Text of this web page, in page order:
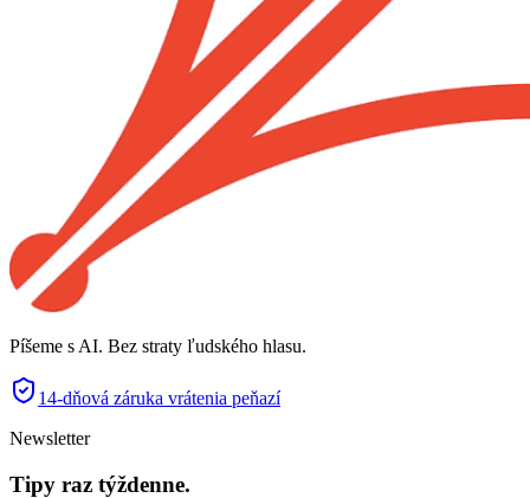
Píšeme s AI. Bez straty ľudského hlasu.
14-dňová záruka vrátenia peňazí
Newsletter
Tipy raz týždenne.